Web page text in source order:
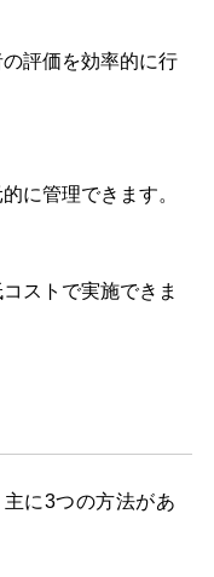
評価を効率的に行
に管理できます。
ストで実施できま
に3つの方法があ